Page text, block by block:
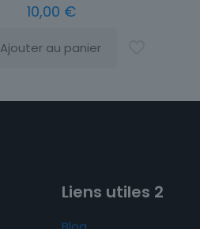
10,00 €
Ajouter au panier
Liens utiles 2